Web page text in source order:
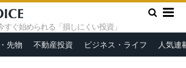
すぐ始められる「損しにくい投資」
先物 不動産投資 ビジネス・ライフ 人気連
»
ーが活用する通貨ごとのクセ／「レート先回り」